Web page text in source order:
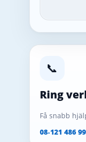
📞
Ring
Få snabb
08‑121 486